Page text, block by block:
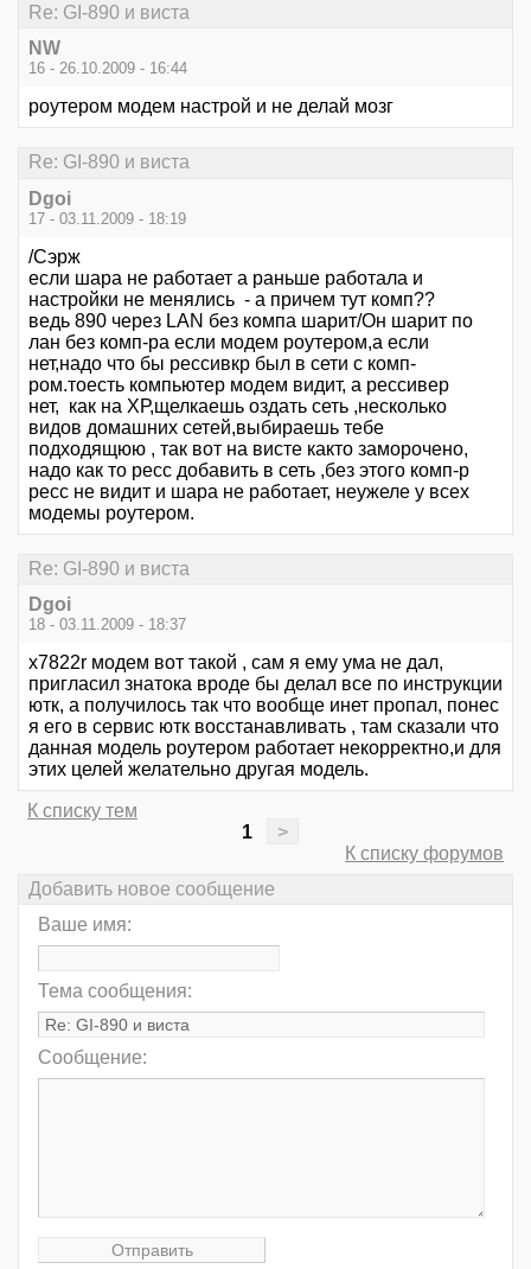
Re: GI-890 и виста
NW
16 - 26.10.2009 - 16:44
роутером модем настрой и не делай мозг
Re: GI-890 и виста
Dgoi
17 - 03.11.2009 - 18:19
/Сэрж
если шара не работает а раньше работала и
настройки не менялись - а причем тут комп??
ведь 890 через LAN без компа шарит/Он шарит по
лан без комп-ра если модем роутером,а если
нет,надо что бы рессивкр был в сети с комп-
ром.тоесть компьютер модем видит, а рессивер
нет, как на ХР,щелкаешь оздать сеть ,несколько
видов домашних сетей,выбираешь тебе
подходящюю , так вот на висте както заморочено,
надо как то ресс добавить в сеть ,без этого комп-р
ресс не видит и шара не работает, неужеле у всех
модемы роутером.
Re: GI-890 и виста
Dgoi
18 - 03.11.2009 - 18:37
x7822r модем вот такой , сам я ему ума не дал,
пригласил знатока вроде бы делал все по инструкции
ютк, а получилось так что вообще инет пропал, понес
я его в сервис ютк восстанавливать , там сказали что
данная модель роутером работает некорректно,и для
этих целей желательно другая модель.
К списку тем
1
>
К списку форумов
Добавить новое сообщение
Ваше имя:
Тема сообщения:
Сообщение: